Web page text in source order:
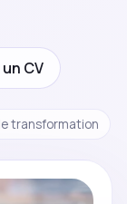
CV
transformation